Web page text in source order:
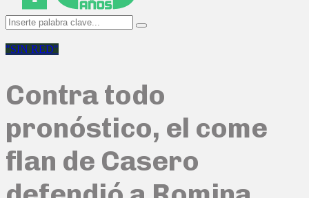
Search
for:
Search
"SIN RED"
Contra todo
pronóstico, el come
flan de Casero